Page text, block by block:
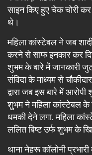
साइन किए हुए चेक चोरी
थे।
महिला कांस्टेबल ने जब
करने से साफ इनकार कर
शुभम के बारे में जानकारी
संविदा के माध्यम से
द्वारा जब इस बारे में
शुभम ने महिला कांस्टेबल के
धमकी देने लगा. महिला
ललित बिष्ट उर्फ शुभम के
थाना नेहरू कॉलोनी